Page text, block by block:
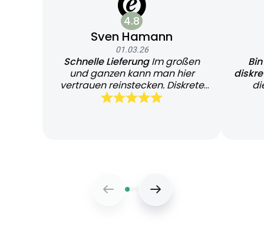
4.8
Sven Hamann
01.03.26
Schnelle LieferungIm großen
und ganzen kann man hier
vertrauen reinstecken. Diskrete
und schnelle Lieferung